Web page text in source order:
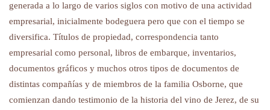
generada a lo largo de varios siglos con motivo de una actividad
empresarial, inicialmente bodeguera pero que con el tiempo se
diversifica. Títulos de propiedad, correspondencia tanto
empresarial como personal, libros de embarque, inventarios,
documentos gráficos y muchos otros tipos de documentos de
distintas compañías y de miembros de la familia Osborne, que
comienzan dando testimonio de la historia del vino de Jerez, de su